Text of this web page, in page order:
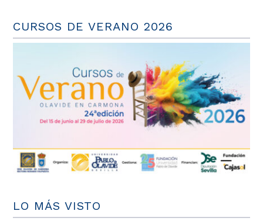
CURSOS DE VERANO 2026
LO MÁS VISTO